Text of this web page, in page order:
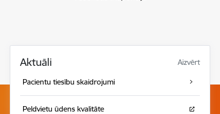
Aktuāli Aizvērt
Pacientu tiesību skaidrojumi
Peldvietu ūdens kvalitāte